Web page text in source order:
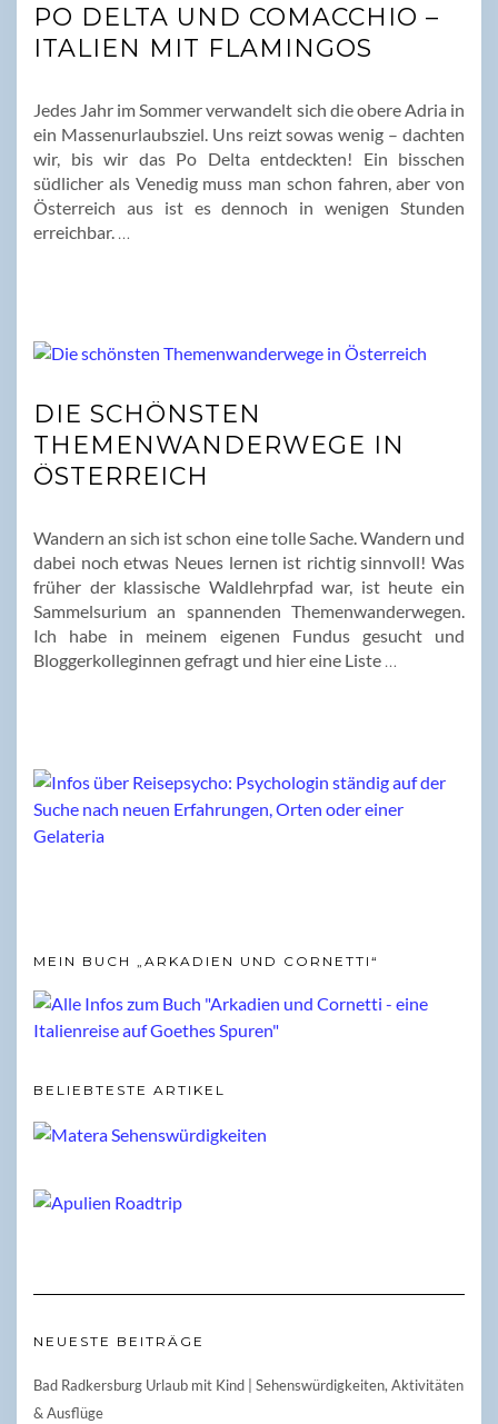
PO DELTA UND COMACCHIO –
ITALIEN MIT FLAMINGOS
Jedes Jahr im Sommer verwandelt sich die obere Adria in
ein Massenurlaubsziel. Uns reizt sowas wenig – dachten
wir, bis wir das Po Delta entdeckten! Ein bisschen
südlicher als Venedig muss man schon fahren, aber von
Österreich aus ist es dennoch in wenigen Stunden
erreichbar.
DIE SCHÖNSTEN
THEMENWANDERWEGE IN
ÖSTERREICH
Wandern an sich ist schon eine tolle Sache. Wandern und
dabei noch etwas Neues lernen ist richtig sinnvoll! Was
früher der klassische Waldlehrpfad war, ist heute ein
Sammelsurium an spannenden Themenwanderwegen.
Ich habe in meinem eigenen Fundus gesucht und
Bloggerkolleginnen gefragt und hier eine Liste …
MEIN BUCH „ARKADIEN UND CORNETTI“
BELIEBTESTE ARTIKEL
NEUESTE BEITRÄGE
Bad Radkersburg Urlaub mit Kind | Sehenswürdigkeiten, Aktivitäten
& Ausflüge